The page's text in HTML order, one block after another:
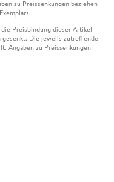
zu Preissenkungen beziehen
Preisbindung dieser Artikel
gesenkt. Die jeweils zutreffende
Angaben zu Preissenkungen